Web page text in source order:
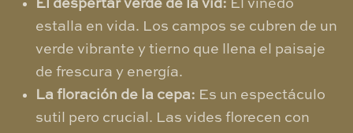
El despertar verde de la vid: El viñedo
estalla en vida. Los campos se cubren de un
verde vibrante y tierno que llena el paisaje
de frescura y energía.
La floración de la cepa: Es un espectáculo
sutil pero crucial. Las vides florecen con